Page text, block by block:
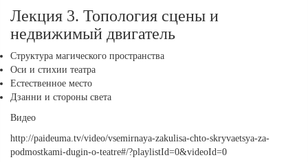
Лекция 3. Топология сцены и
недвижимый двигатель
Структура магического пространства
Оси и стихии театра
Естественное место
Дзанни и стороны света
Видео
http://paideuma.tv/video/vsemirnaya-zakulisa-chto-skryvaetsya-za-
podmostkami-dugin-o-teatre#/?playlistId=0&videoId=0